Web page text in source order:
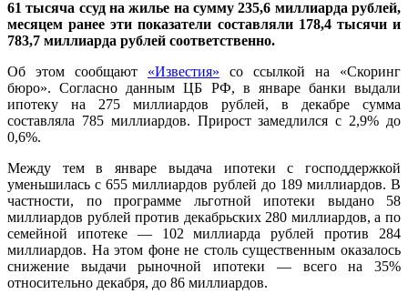
61 тысяча ссуд на жилье на сумму 235,6 миллиарда рублей,
месяцем ранее эти показатели составляли 178,4 тысячи и
783,7 миллиарда рублей соответственно.
Об этом сообщают «Известия» со ссылкой на «Скоринг
бюро». Согласно данным ЦБ РФ, в январе банки выдали
ипотеку на 275 миллиардов рублей, в декабре сумма
составляла 785 миллиардов. Прирост замедлился с 2,9% до
0,6%.
Между тем в январе выдача ипотеки с господдержкой
уменьшилась с 655 миллиардов рублей до 189 миллиардов. В
частности, по программе льготной ипотеки выдано 58
миллиардов рублей против декабрьских 280 миллиардов, а по
семейной ипотеке — 102 миллиарда рублей против 284
миллиардов. На этом фоне не столь существенным оказалось
снижение выдачи рыночной ипотеки — всего на 35%
относительно декабря, до 86 миллиардов.